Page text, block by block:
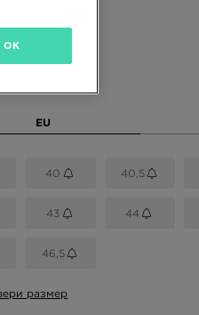
EU
40 40,5
43 44
46,5
размер
OK